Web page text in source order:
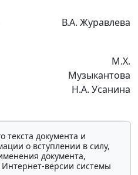
В.А. Журавлева
М.Х.
Музыкантова
Н.А. Усанина
текста документа и
о вступлении в силу,
документа,
Интернет-версии системы